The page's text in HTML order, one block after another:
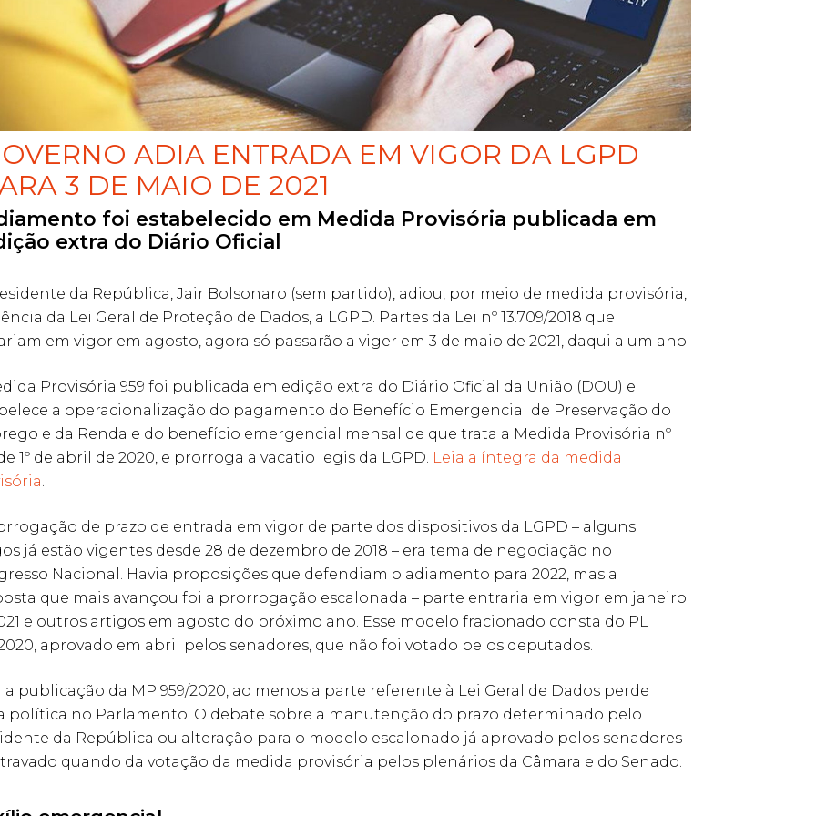
ADIA ENTRADA EM VIGOR DA LGPD
3 DE MAIO DE 2021
foi estabelecido em Medida Provisória publicada em
extra do Diário Oficial
da República, Jair Bolsonaro (sem partido), adiou, por meio de medida provisória,
da Lei Geral de Proteção de Dados, a LGPD. Partes da Lei nº 13.709/2018 que
em vigor em agosto, agora só passarão a viger em 3 de maio de 2021, daqui a um ano.
Provisória 959 foi publicada em edição extra do Diário Oficial da União (DOU) e
a operacionalização do pagamento do Benefício Emergencial de Preservação do
e da Renda e do benefício emergencial mensal de que trata a Medida Provisória nº
1º de abril de 2020, e prorroga a vacatio legis da LGPD. Leia a íntegra da medida
.
de prazo de entrada em vigor de parte dos dispositivos da LGPD – alguns
já estão vigentes desde 28 de dezembro de 2018 – era tema de negociação no
Nacional. Havia proposições que defendiam o adiamento para 2022, mas a
que mais avançou foi a prorrogação escalonada – parte entraria em vigor em janeiro
e outros artigos em agosto do próximo ano. Esse modelo fracionado consta do PL
2020, aprovado em abril pelos senadores, que não foi votado pelos deputados.
a publicação da MP 959/2020, ao menos a parte referente à Lei Geral de Dados perde
política no Parlamento. O debate sobre a manutenção do prazo determinado pelo
da República ou alteração para o modelo escalonado já aprovado pelos senadores
quando da votação da medida provisória pelos plenários da Câmara e do Senado.